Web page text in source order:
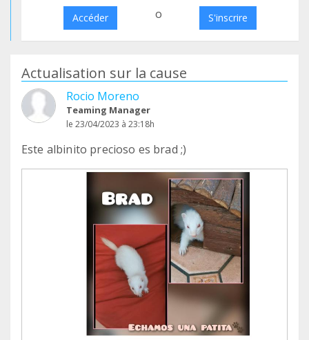
Accéder o S'inscrire
Actualisation sur la cause
Rocio Moreno
Teaming Manager
le 23/04/2023 à 23:18h
Este albinito precioso es brad ;)